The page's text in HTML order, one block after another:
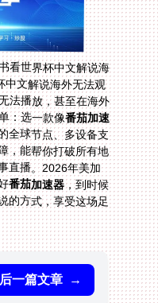
看世界杯中文解说海
中文解说海外无法观
法播放，甚至在海外
：选一款像番茄加速
全球节点、多设备支
，能帮你打破所有地
事直播。2026年美加
番茄加速器，到时候
就能和国内的球迷一起，用中文解说的方式，享受这场足
后一篇文章 →